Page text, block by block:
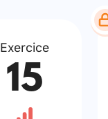
Exercice
15